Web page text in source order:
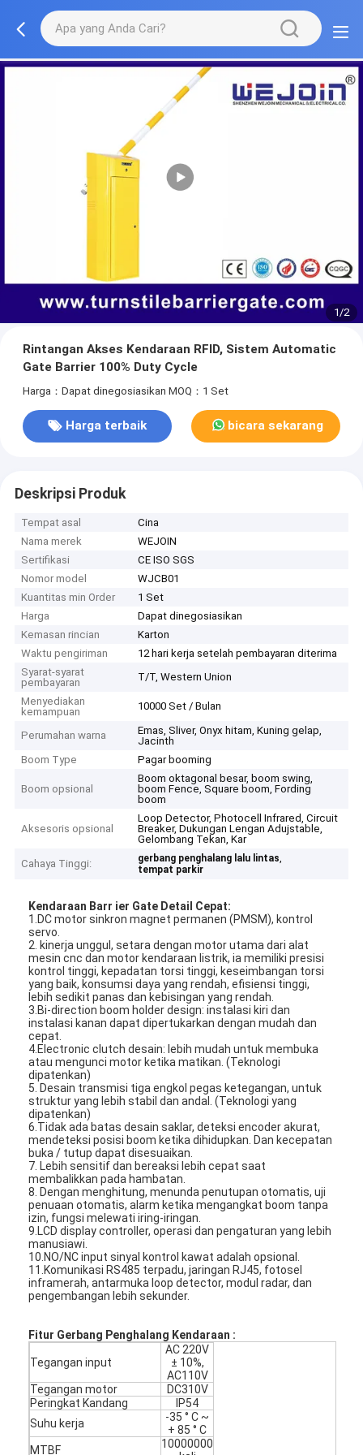
1/2
Rintangan Akses Kendaraan RFID, Sistem Automatic
Gate Barrier 100% Duty Cycle
Harga：Dapat dinegosiasikan MOQ：1 Set
Harga terbaik bicara sekarang
Deskripsi Produk
Tempat asal
Cina
Nama merek
WEJOIN
Sertifikasi
CE ISO SGS
Nomor model
WJCB01
Kuantitas min Order
1 Set
Harga
Dapat dinegosiasikan
Kemasan rincian
Karton
Waktu pengiriman
12 hari kerja setelah pembayaran diterima
Syarat-syarat
pembayaran
T/T, Western Union
Menyediakan
kemampuan
10000 Set / Bulan
Perumahan warna
Emas, Sliver, Onyx hitam, Kuning gelap,
Jacinth
Boom Type
Pagar booming
Boom opsional
Boom oktagonal besar, boom swing,
boom Fence, Square boom, Fording
boom
Aksesoris opsional
Loop Detector, Photocell Infrared, Circuit
Breaker, Dukungan Lengan Adujstable,
Gelombang Tekan, Kar
Cahaya Tinggi:
gerbang penghalang lalu lintas,
tempat parkir
Kendaraan Barr ier Gate Detail Cepat:
1.DC motor sinkron magnet permanen (PMSM), kontrol
servo.
2. kinerja unggul, setara dengan motor utama dari alat
mesin cnc dan motor kendaraan listrik, ia memiliki presisi
kontrol tinggi, kepadatan torsi tinggi, keseimbangan torsi
yang baik, konsumsi daya yang rendah, efisiensi tinggi,
lebih sedikit panas dan kebisingan yang rendah.
3.Bi-direction boom holder design: instalasi kiri dan
instalasi kanan dapat dipertukarkan dengan mudah dan
cepat.
4.Electronic clutch desain: lebih mudah untuk membuka
atau mengunci motor ketika matikan. (Teknologi
dipatenkan)
5. Desain transmisi tiga engkol pegas ketegangan, untuk
struktur yang lebih stabil dan andal. (Teknologi yang
dipatenkan)
6.Tidak ada batas desain saklar, deteksi encoder akurat,
mendeteksi posisi boom ketika dihidupkan. Dan kecepatan
buka / tutup dapat disesuaikan.
7. Lebih sensitif dan bereaksi lebih cepat saat
membalikkan pada hambatan.
8. Dengan menghitung, menunda penutupan otomatis, uji
penuaan otomatis, alarm ketika mengangkat boom tanpa
izin, fungsi melewati iring-iringan.
9.LCD display controller, operasi dan pengaturan yang lebih
manusiawi.
10.NO/NC input sinyal kontrol kawat adalah opsional.
11.Komunikasi RS485 terpadu, jaringan RJ45, fotosel
inframerah, antarmuka loop detector, modul radar, dan
pengembangan lebih sekunder.
Fitur Gerbang Penghalang Kendaraan :
Tegangan input
AC 220V
± 10%,
AC110V
Tegangan motor
DC310V
Peringkat Kandang
IP54
Suhu kerja
-35 ° C ~
+ 85 ° C
MTBF
10000000